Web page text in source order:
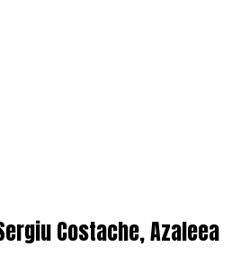
Costache, Azaleea